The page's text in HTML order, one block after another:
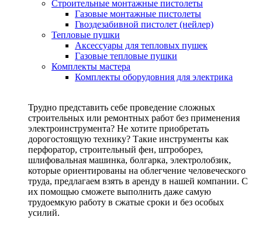
Строительные монтажные пистолеты
Газовые монтажные пистолеты
Гвоздезабивной пистолет (нейлер)
Тепловые пушки
Аксессуары для тепловых пушек
Газовые тепловые пушки
Комплекты мастера
Комплекты оборудовния для электрика
Трудно представить себе проведение сложных
строительных или ремонтных работ без применения
электроинструмента? Не хотите приобретать
дорогостоящую технику? Такие инструменты как
перфоратор, строительный фен, штроборез,
шлифовальная машинка, болгарка, электролобзик,
которые ориентированы на облегчение человеческого
труда, предлагаем взять в аренду в нашей компании. С
их помощью сможете выполнить даже самую
трудоемкую работу в сжатые сроки и без особых
усилий.